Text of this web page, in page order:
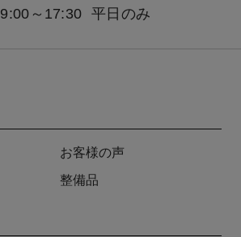
9:00～17:30 平日のみ
お客様の声
整備品